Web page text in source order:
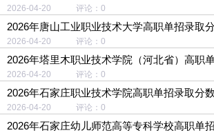
2026-04-20 评论：0
2026年唐山工业职业技术大学高职单招录取
2026-04-20 评论：0
2026年塔里木职业技术学院（河北省）高职
2026-04-20 评论：0
2026年石家庄职业技术学院高职单招录取分
2026-04-20 评论：0
2026年石家庄幼儿师范高等专科学校高职单